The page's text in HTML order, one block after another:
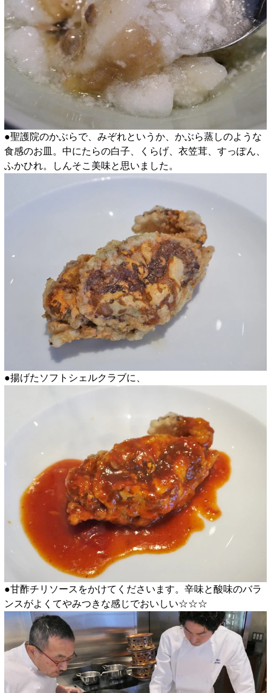
●聖護院のかぶらで、みぞれというか、かぶら蒸しのような
食感のお皿。中にたらの白子、くらげ、衣笠茸、すっぽん、
ふかひれ。しんそこ美味と思いました。
●揚げたソフトシェルクラブに、
●甘酢チリソースをかけてくださいます。辛味と酸味のバラ
ンスがよくてやみつきな感じでおいしい☆☆☆